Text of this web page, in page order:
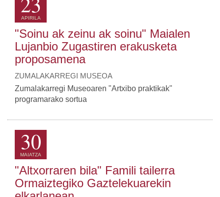
APIRILA
"Soinu ak zeinu ak soinu" Maialen
Lujanbio Zugastiren erakusketa
proposamena
ZUMALAKARREGI MUSEOA
Zumalakarregi Museoaren "Artxibo praktikak"
programarako sortua
30
MAIATZA
"Altxorraren bila" Famili tailerra
Ormaiztegiko Gaztelekuarekin